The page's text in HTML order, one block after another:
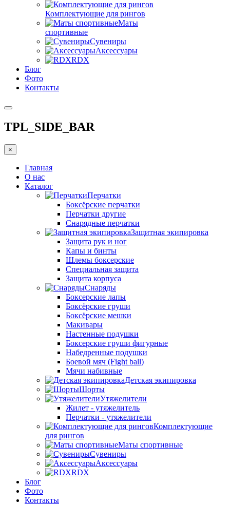
Комплектующие для рингов
Маты
спортивные
Сувениры
Аксессуары
RDX
Блог
Фото
Контакты
TPL_SIDE_BAR
×
Главная
О нас
Каталог
Перчатки
Боксёрские перчатки
Перчатки другие
Снарядные перчатки
Защитная экипировка
Защита рук и ног
Капы и бинты
Шлемы боксерские
Специальная защита
Защита корпуса
Снаряды
Боксерские лапы
Боксёрские груши
Боксёрские мешки
Макивары
Настенные подушки
Боксерские груши фигурные
Набедренные подушки
Боевой мяч (Fight ball)
Мячи набивные
Детская экипировка
Шорты
Утяжелители
Жилет - утяжелитель
Перчатки - утяжелители
Комплектующие
для рингов
Маты спортивные
Сувениры
Аксессуары
RDX
Блог
Фото
Контакты